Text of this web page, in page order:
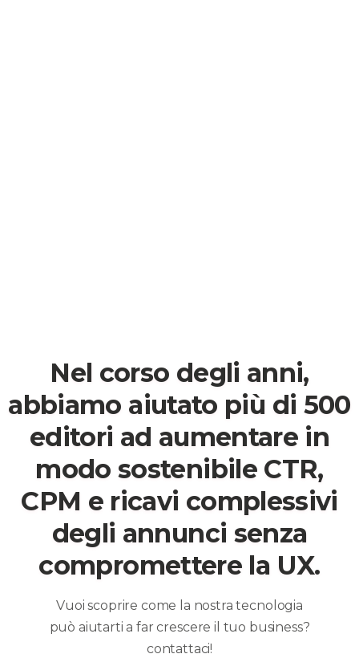
Nel corso degli anni,
abbiamo aiutato più di 500
editori ad aumentare in
modo sostenibile CTR,
CPM e ricavi complessivi
degli annunci senza
compromettere la UX.
Vuoi scoprire come la nostra tecnologia
può aiutarti a far crescere il tuo business?
contattaci!